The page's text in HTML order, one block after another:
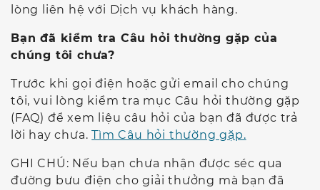
lòng liên hệ với Dịch vụ khách hàng.
Bạn đã kiểm tra Câu hỏi thường gặp của
chúng tôi chưa?
Trước khi gọi điện hoặc gửi email cho chúng
tôi, vui lòng kiểm tra mục Câu hỏi thường gặp
(FAQ) để xem liệu câu hỏi của bạn đã được trả
lời hay chưa.Tìm Câu hỏi thường gặp.
GHI CHÚ: Nếu bạn chưa nhận được séc qua
đường bưu điện cho giải thưởng mà bạn đã